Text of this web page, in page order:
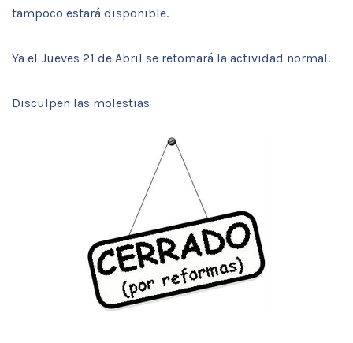
tampoco estará disponible.
Ya el Jueves 21 de Abril se retomará la actividad normal.
Disculpen las molestias